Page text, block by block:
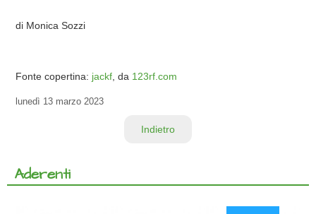
di Monica Sozzi
Fonte copertina: jackf , da 123rf.com
lunedì 13 marzo 2023
Indietro
Aderenti